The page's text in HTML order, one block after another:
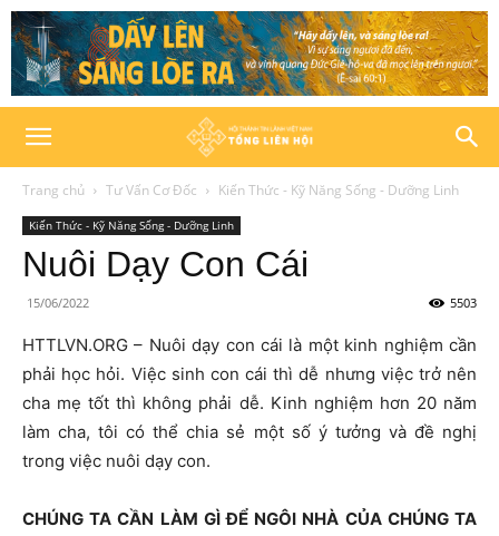
Trang chủ Tư Vấn Cơ Đốc Kiến Thức - Kỹ Năng Sống - Dưỡng Linh
Kiến Thức - Kỹ Năng Sống - Dưỡng Linh
Nuôi Dạy Con Cái
15/06/2022 5503
HTTLVN.ORG – Nuôi dạy con cái là một kinh nghiệm cần
phải học hỏi. Việc sinh con cái thì dễ nhưng việc trở nên
cha mẹ tốt thì không phải dễ. Kinh nghiệm hơn 20 năm
làm cha, tôi có thể chia sẻ một số ý tưởng và đề nghị
trong việc nuôi dạy con.
CHÚNG TA CẦN LÀM GÌ ĐỂ NGÔI NHÀ CỦA CHÚNG TA